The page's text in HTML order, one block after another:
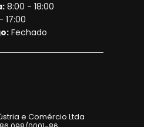
8:00 - 18:00
17:00
Fechado
e Comércio Ltda